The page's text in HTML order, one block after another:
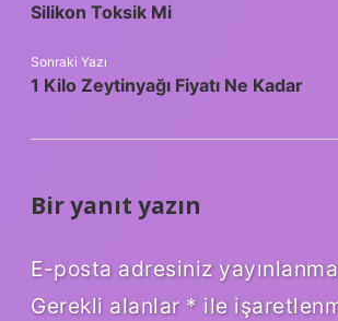
Silikon Toksik Mi
Sonraki Yazı
1 Kilo Zeytinyağı Fiyatı Ne Kadar
Bir yanıt yazın
E-posta adresiniz
Gerekli alanlar * ile